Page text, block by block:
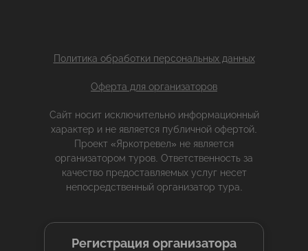
Политика обработки персональных данных
Оферта для организаторов
Сайт носит исключительно информационный
характер и не является публичной офертой.
Проект «Яркотревел» не является
организатором туров. Ответственность за
качество предоставляемых услуг несет
непосредственный организатор тура.
Регистрация организатора